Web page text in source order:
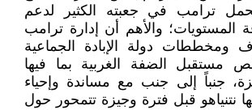
ترامب في جعبته الكثير لدعم
المستويات؛ والأهم أن إدارة ترامب
ومخططات دولة الإبادة الجماعية
مستقبل الضفة الغربية بما فيها
جنباً إلى جنب مع مساندة وإحياء
نتنياهو قبل فترة وجيزة تتمحور حول